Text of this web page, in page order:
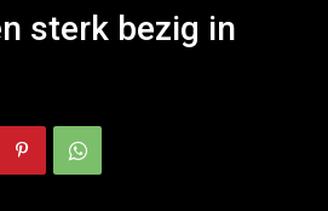
sterk bezig in